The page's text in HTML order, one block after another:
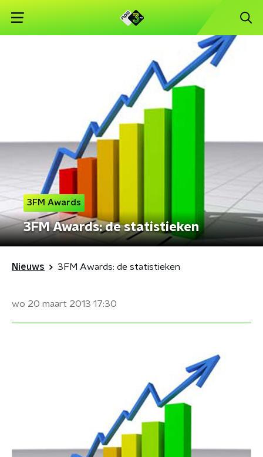
3FM Awards
3FM Awards: de statistieken
Nieuws 3FM Awards: de statistieken
wo 20 maart 2013 17:30